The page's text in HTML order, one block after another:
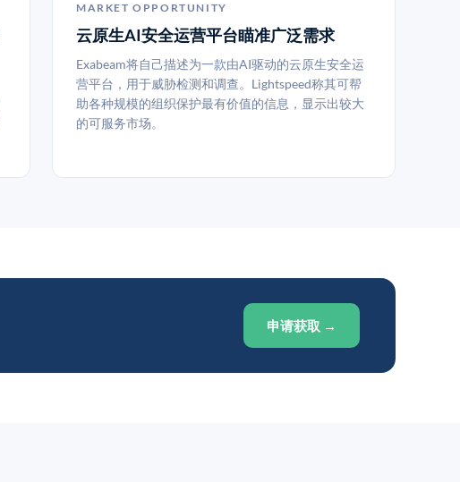
MARKET OPPORTUNITY
云原生AI安全运营平台瞄准广泛需求
Exabeam将自己描述为一款由AI驱动的云原生安全运
营平台，用于威胁检测和调查。Lightspeed称其可帮
助各种规模的组织保护最有价值的信息，显示出较大
的可服务市场。
申请获取 →